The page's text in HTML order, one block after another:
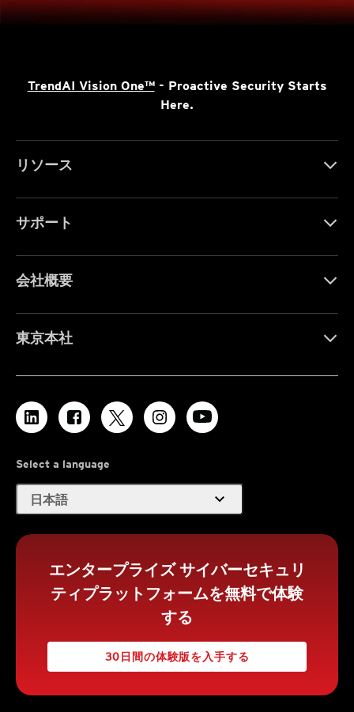
TrendAI Vision One™- Proactive Security Starts
Here.
リソース
サポート
会社概要
東京本社
Select a language
日本語 expand_more
エンタープライズ サイバーセキュリ
ティプラットフォームを無料で体験
する
30日間の体験版を入手する